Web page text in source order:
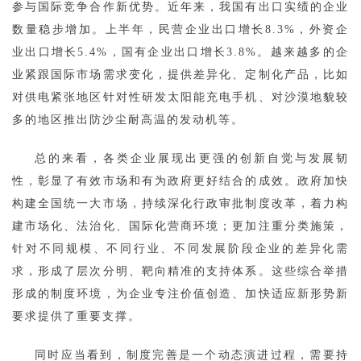
参与国际竞争合作新优势。近年来，我国有出口实绩的企业
数量稳步增加。上半年，民营企业出口增长8.3%，外资企
业出口增长5.4%，国有企业出口增长3.8%。越来越多的企
业紧跟国际市场需求变化，提供差异化、定制化产品，比如
对供电紧张地区针对性研发太阳能充电手机、对沙漠地貌较
多的地区推出防沙尘耐高温的发动机等。
总的来看，各类企业展现出更强的创新自觉与发展韧
性，彰显了有效市场和有为政府更好结合的成效。政府加快
构建全国统一大市场，持续深化行政审批制度改革，着力构
建市场化、法治化、国际化营商环境；更加注重分类施策，
针对不同规模、不同行业、不同发展阶段企业的差异化需
求，形成了层次分明、靶向精准的支持体系。这些综合举措
形成的制度环境，为企业专注价值创造、加快适应新形势新
要求提供了重要支撑。
同时应当看到，制度完善是一个动态演进过程，需要持